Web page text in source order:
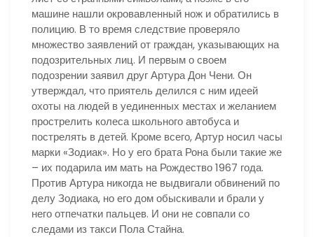
машине нашли окровавленный нож и обратились в
полицию. В то время следствие проверяло
множество заявлений от граждан, указывающих на
подозрительных лиц. И первым о своем
подозрении заявил друг Артура Дон Чени. Он
утверждал, что приятель делился с ним идеей
охоты на людей в уединенных местах и желанием
прострелить колеса школьного автобуса и
пострелять в детей. Кроме всего, Артур носил часы
марки «Зодиак». Но у его брата Рона были такие же
– их подарила им мать на Рождество 1967 года.
Против Артура никогда не выдвигали обвинений по
делу Зодиака, но его дом обыскивали и брали у
него отпечатки пальцев. И они не совпали со
следами из такси Пола Стайна.